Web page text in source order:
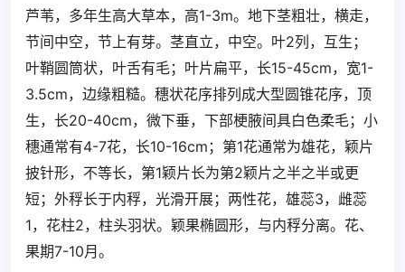
芦苇，多年生高大草本，高1-3m。地下茎粗壮，横走，
节间中空，节上有芽。茎直立，中空。叶2列，互生；
叶鞘圆筒状，叶舌有毛；叶片扁平，长15-45cm，宽1-
3.5cm，边缘粗糙。穗状花序排列成大型圆锥花序，顶
生，长20-40cm，微下垂，下部梗腋间具白色柔毛；小
穗通常有4-7花，长10-16cm；第1花通常为雄花，颖片
披针形，不等长，第1颖片长为第2颖片之半之半或更
短；外稃长于内稃，光滑开展；两性花，雄蕊3，雌蕊
1，花柱2，柱头羽状。颖果椭圆形，与内稃分离。花、
果期7-10月。